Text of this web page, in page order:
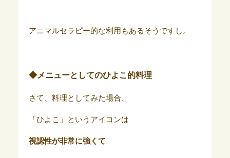
アニマルセラピー的な利用もあるそうですし。
◆メニューとしてのひよこ的料理
さて、料理としてみた場合、
「ひよこ」というアイコンは
視認性が非常に強くて